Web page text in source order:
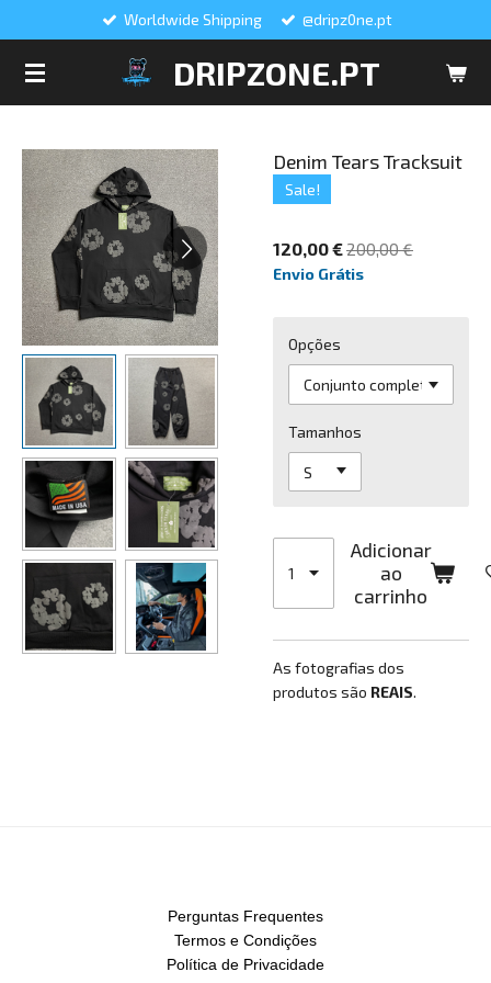
DRIPZONE.PT
Worldwide Shipping @dripz0ne.pt
Denim Tears Tracksuit
Sale!
120,00 €200,00 €
Envio Grátis
Opções
Tamanhos
Adicionar
ao
carrinho
As fotografias dos
produtos são REAIS.
Perguntas Frequentes
Termos e Condições
Política de Privacidade